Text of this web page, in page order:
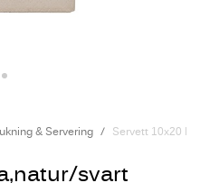
& Servering Servett 10x20
svart